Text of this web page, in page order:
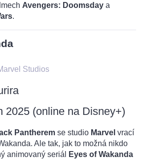
Avengers: Doomsday a
.
Studios
2025 (online na Disney+)
Pantherem se studio Marvel vrací
Ale tak, jak to možná nikdo
animovaný seriál
Eyes of Wakanda